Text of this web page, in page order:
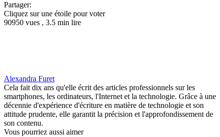
Partager:
Cliquez sur une étoile pour voter
90950 vues , 3.5 min lire
Alexandra Furet
Cela fait dix ans qu'elle écrit des articles professionnels sur les
smartphones, les ordinateurs, l'Internet et la technologie. Grâce à une
décennie d'expérience d'écriture en matière de technologie et son
attitude prudente, elle garantit la précision et l'approfondissement de
son contenu.
Vous pourriez aussi aimer